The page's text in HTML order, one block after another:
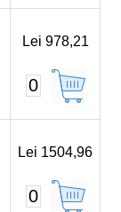
Lei 978,21
0
Lei 1504,96
0